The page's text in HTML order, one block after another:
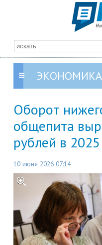
ЭКОНОМИКА
Оборот
общепита
рублей в
10 июня 2026 07:14